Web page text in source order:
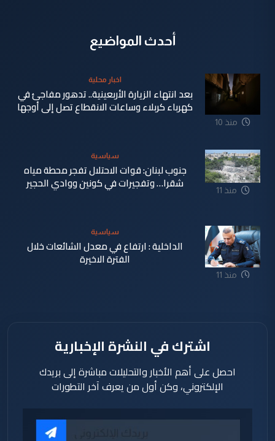
أحدث المواضيع
منذ 10
اخبار محلية
بعد انتهاء الزيارة الأربعينية.. تدهور مفاجئ في
كهرباء كربلاء وساعات الانقطاع تصل إلى أوجها
منذ 11
سياسية
جنوب لبنان: قوات الاحتلال تفجر محطة مياه
شقرا… وتفجيرات في كونين ووادي الحجير
منذ 11
سياسية
الداخلية : ارتفاع في معدل الشائعات خلال
الفترة الاخيرة
اشترك في النشرة الإخبارية
احصل على أهم الأخبار والتحليلات مباشرة إلى بريدك
الإلكتروني، وكن أول من يعرف آخر التطورات